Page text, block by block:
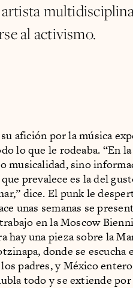
al activismo.
afición por la música
lo que le rodeaba. “En
musicalidad, sino
prevalece es la del
dice. El punk le
unas semanas se
en la Moscow
hay una pieza sobre la
donde se escucha
padres, y México
todo y se extiende